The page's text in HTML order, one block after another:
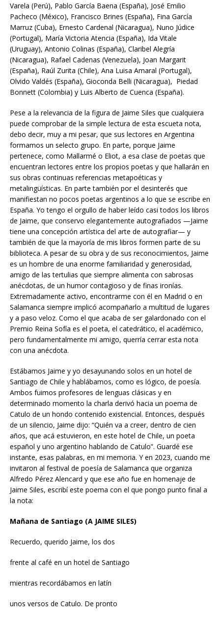
Varela (Perú), Pablo García Baena (España), José Emilio
Pacheco (México), Francisco Brines (España), Fina García
Marruz (Cuba), Ernesto Cardenal (Nicaragua), Nuno Júdice
(Portugal), María Victoria Atencia (España), Ida Vitale
(Uruguay), Antonio Colinas (España), Claribel Alegría
(Nicaragua), Rafael Cadenas (Venezuela), Joan Margarit
(España), Raúl Zurita (Chile), Ana Luisa Amaral (Portugal),
Olvido Valdés (España), Gioconda Belli (Nicaragua), Piedad
Bonnett (Colombia) y Luis Alberto de Cuenca (España).
Pese a la relevancia de la figura de Jaime Siles que cualquiera
puede comprobar de la simple lectura de esta escueta nota,
debo decir, muy a mi pesar, que sus lectores en Argentina
formamos un selecto grupo. En parte, porque Jaime
pertenece, como Mallarmé o Eliot, a esa clase de poetas que
encuentran lectores entre los propios poetas y que hallarán en
sus obras continuas referencias metapoéticas y
metalingüísticas. En parte también por el desinterés que
manifiestan no pocos poetas argentinos a lo que se escribe en
España. Yo tengo el orgullo de haber leído casi todos los libros
de Jaime, que conservo elegantemente autografiados —Jaime
tiene una concepción artística del arte de autografiar— y
también de que la mayoría de mis libros formen parte de su
biblioteca. A pesar de su obra y de sus reconocimientos, Jaime
es un hombre de una enorme familiaridad y generosidad,
amigo de las tertulias que siempre alimenta con sabrosas
anécdotas, de un humor contagioso y de finas ironías.
Extremadamente activo, encontrarme con él en Madrid o en
Salamanca siempre implicó acompañarlo a multitud de lugares
y a paso veloz. Como el que acaba de ser galardonado con el
Premio Reina Sofía es el poeta, el catedrático, el académico,
pero fundamentalmente mi amigo, querría cerrar esta nota
con una anécdota.
Estábamos Jaime y yo desayunando solos en un hotel de
Santiago de Chile y hablábamos, como es lógico, de poesía.
Ambos fuimos profesores de lenguas clásicas y en
determinado momento la charla derivó hacia un poema de
Catulo de un hondo contenido existencial. Entonces, después
de un silencio, Jaime dijo: “Quién va a creer, dentro de cien
años, que acá estuvieron, en este hotel de Chile, un poeta
español y uno argentino hablando de Catulo”. Guardé ese
instante, esas palabras, en mi memoria. Y en 2023, cuando me
invitaron al festival de poesía de Salamanca que organiza
Alfredo Pérez Alencard y que ese año fue en homenaje de
Jaime Siles, escribí este poema con el que pongo punto final a
la nota:
Mañana de Santiago (A JAIME SILES)
Recuerdo, querido Jaime, los dos
frente al café en un hotel de Santiago
mientras recordábamos en latín
unos versos de Catulo. De pronto